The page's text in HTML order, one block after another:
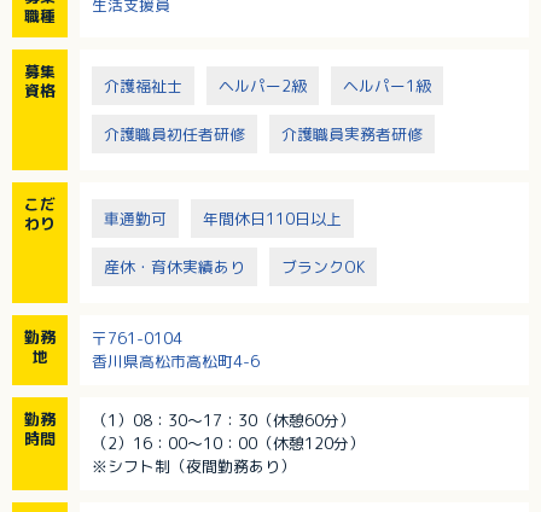
職種
生活支援員
募集
資格
介護福祉士 ヘルパー2級 ヘルパー1級
介護職員初任者研修 介護職員実務者研修
こだ
わり
車通勤可 年間休日110日以上
産休・育休実績あり ブランクOK
勤務
地
〒761-0104
香川県高松市高松町4-6
勤務
時間
（1）08：30～17：30（休憩60分）
（2）16：00～10：00（休憩120分）
※シフト制（夜間勤務あり）